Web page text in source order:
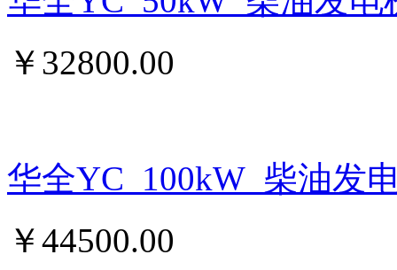
￥ 32800.00
华全YC_100kW_柴油发
￥44500.00